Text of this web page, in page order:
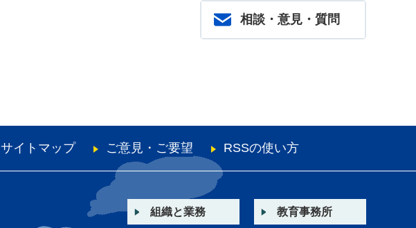
相談・意見・質問
サイトマップ ご意見・ご要望 RSSの使い方
組織と業務 教育事務所